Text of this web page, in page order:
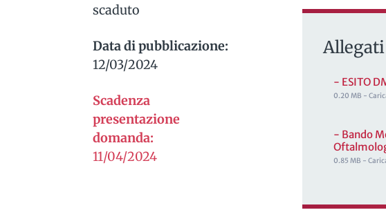
Allegati
- ESITO
0.20 MB -
- Bando
0.85 MB -
scaduto
Data di pubblicazione:
12/03/2024
Scadenza
presentazione
domanda:
11/04/2024